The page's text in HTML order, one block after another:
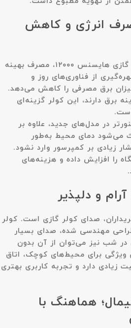
انرژی و کاهش
یکی از مزایای اصلی کولر گازی هایسنس ۱۲۰۰۰، مصرف بهینه
از فناوری‌های روز و
برق مصرفی را کاهش می‌دهد.
برق دارند، این کولر گزینه‌ای
در مدل‌های جدید، علاوه بر
می‌شود دمای محیط به‌طور
زیادی بر کمپرسور وارد نشود.
را افزایش داده و هزینه‌های
و دلپذیر
صدای کولر گازی است. کولر
۱۲۰۰۰ با طراحی مهندسی شده، صدای بسیار
شب نیز می‌توان از آن بدون
ویژگی برای محیط‌های کوچک، اتاق
زیادی دارد و تجربه کاربری بهتری
هماهنگ با